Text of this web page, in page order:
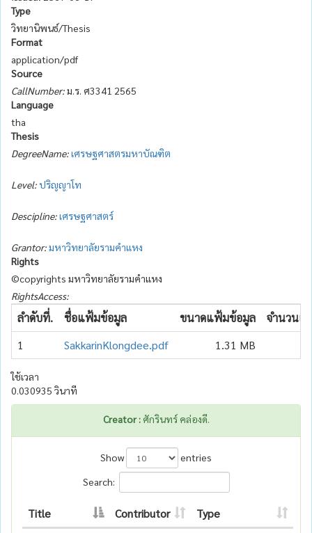
Type
วิทยานิพนธ์/Thesis
Format
application/pdf
Source
CallNumber:ม.ร. ศ3341 2565
Language
tha
Thesis
DegreeName:เศรษฐศาสตรมหาบัณฑิต
Level:ปริญญาโท
Descipline:เศรษฐศาสตร์
Grantor:มหาวิทยาลัยรามคำแหง
Rights
©copyrights มหาวิทยาลัยรามคำแหง
RightsAccess:
ลำดับที่. ชื่อแฟ้มข้อมูล ขนาดแฟ้มข้อมูล
จำนวนเข้
1
SakkarinKlongdee.pdf 1.31 MB
ใช้เวลา
0.030935 วินาที
Creator :ศักรินทร์ คล่องดี.
Show
entries
Search:
Title Contributor
Type